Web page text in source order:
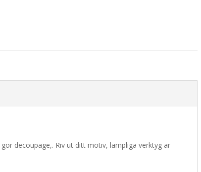
decoupage,. Riv ut ditt motiv, lämpliga verktyg är